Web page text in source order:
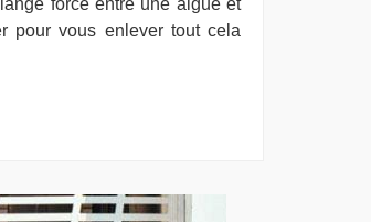
forcé entre une algue et
pour vous enlever tout cela